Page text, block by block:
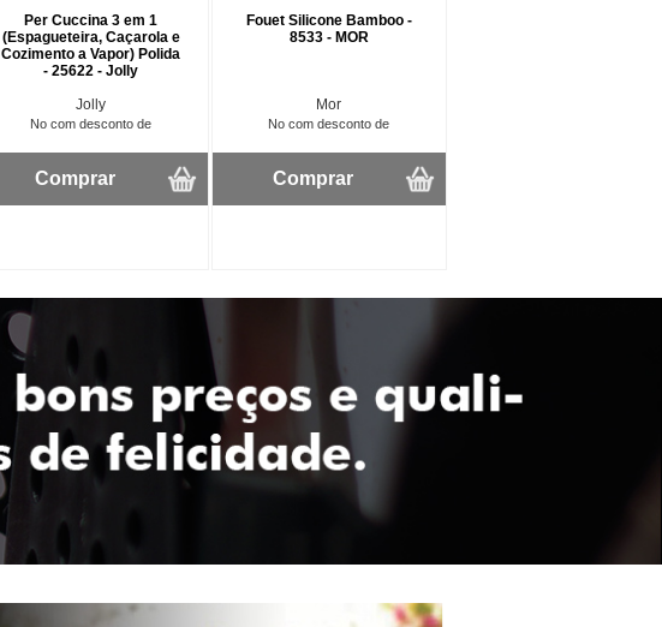
Per Cuccina 3 em 1
(Espagueteira, Caçarola e
Cozimento a Vapor) Polida
- 25622 - Jolly
Jolly
No com desconto de
Comprar
Fouet Silicone Bamboo -
8533 - MOR
Mor
No com desconto de
Comprar